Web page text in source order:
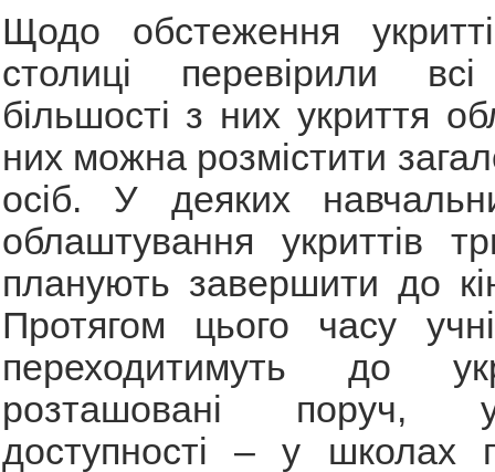
Щодо обстеження
столиці перевірили
більшості з них укриття
них можна розмістити
осіб. У деяких
облаштування укриттів
планують завершити до
Протягом цього часу
переходитимуть до
розташовані поруч,
доступності – у школах